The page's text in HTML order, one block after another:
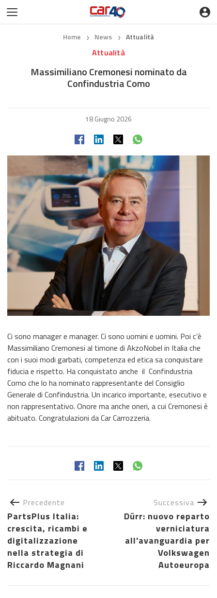
Home ❯ News ❯ Attualità
Attualità
Massimiliano Cremonesi nominato da
Confindustria Como
18 Giugno 2026
Ci sono manager e manager. Ci sono uomini e uomini. Poi c’è
Massimiliano Cremonesi al timone di AkzoNobel in Italia che
con i suoi modi garbati, competenza ed etica sa conquistare
fiducia e rispetto. Ha conquistato anche il Confindustria
Como che lo ha nominato rappresentante del Consiglio
Generale di Confindustria. Un incarico importante, esecutivo e
non rappresentativo. Onore ma anche oneri, a cui Cremonesi è
abituato. Congratulazioni da Car Carrozzeria.
Precedente
PartsPlus Italia:
crescita, ricambi e
digitalizzazione
nella strategia di
Riccardo Magnani
Successiva
Dürr: nuovo reparto
verniciatura
all'avanguardia per
Volkswagen
Autoeuropa